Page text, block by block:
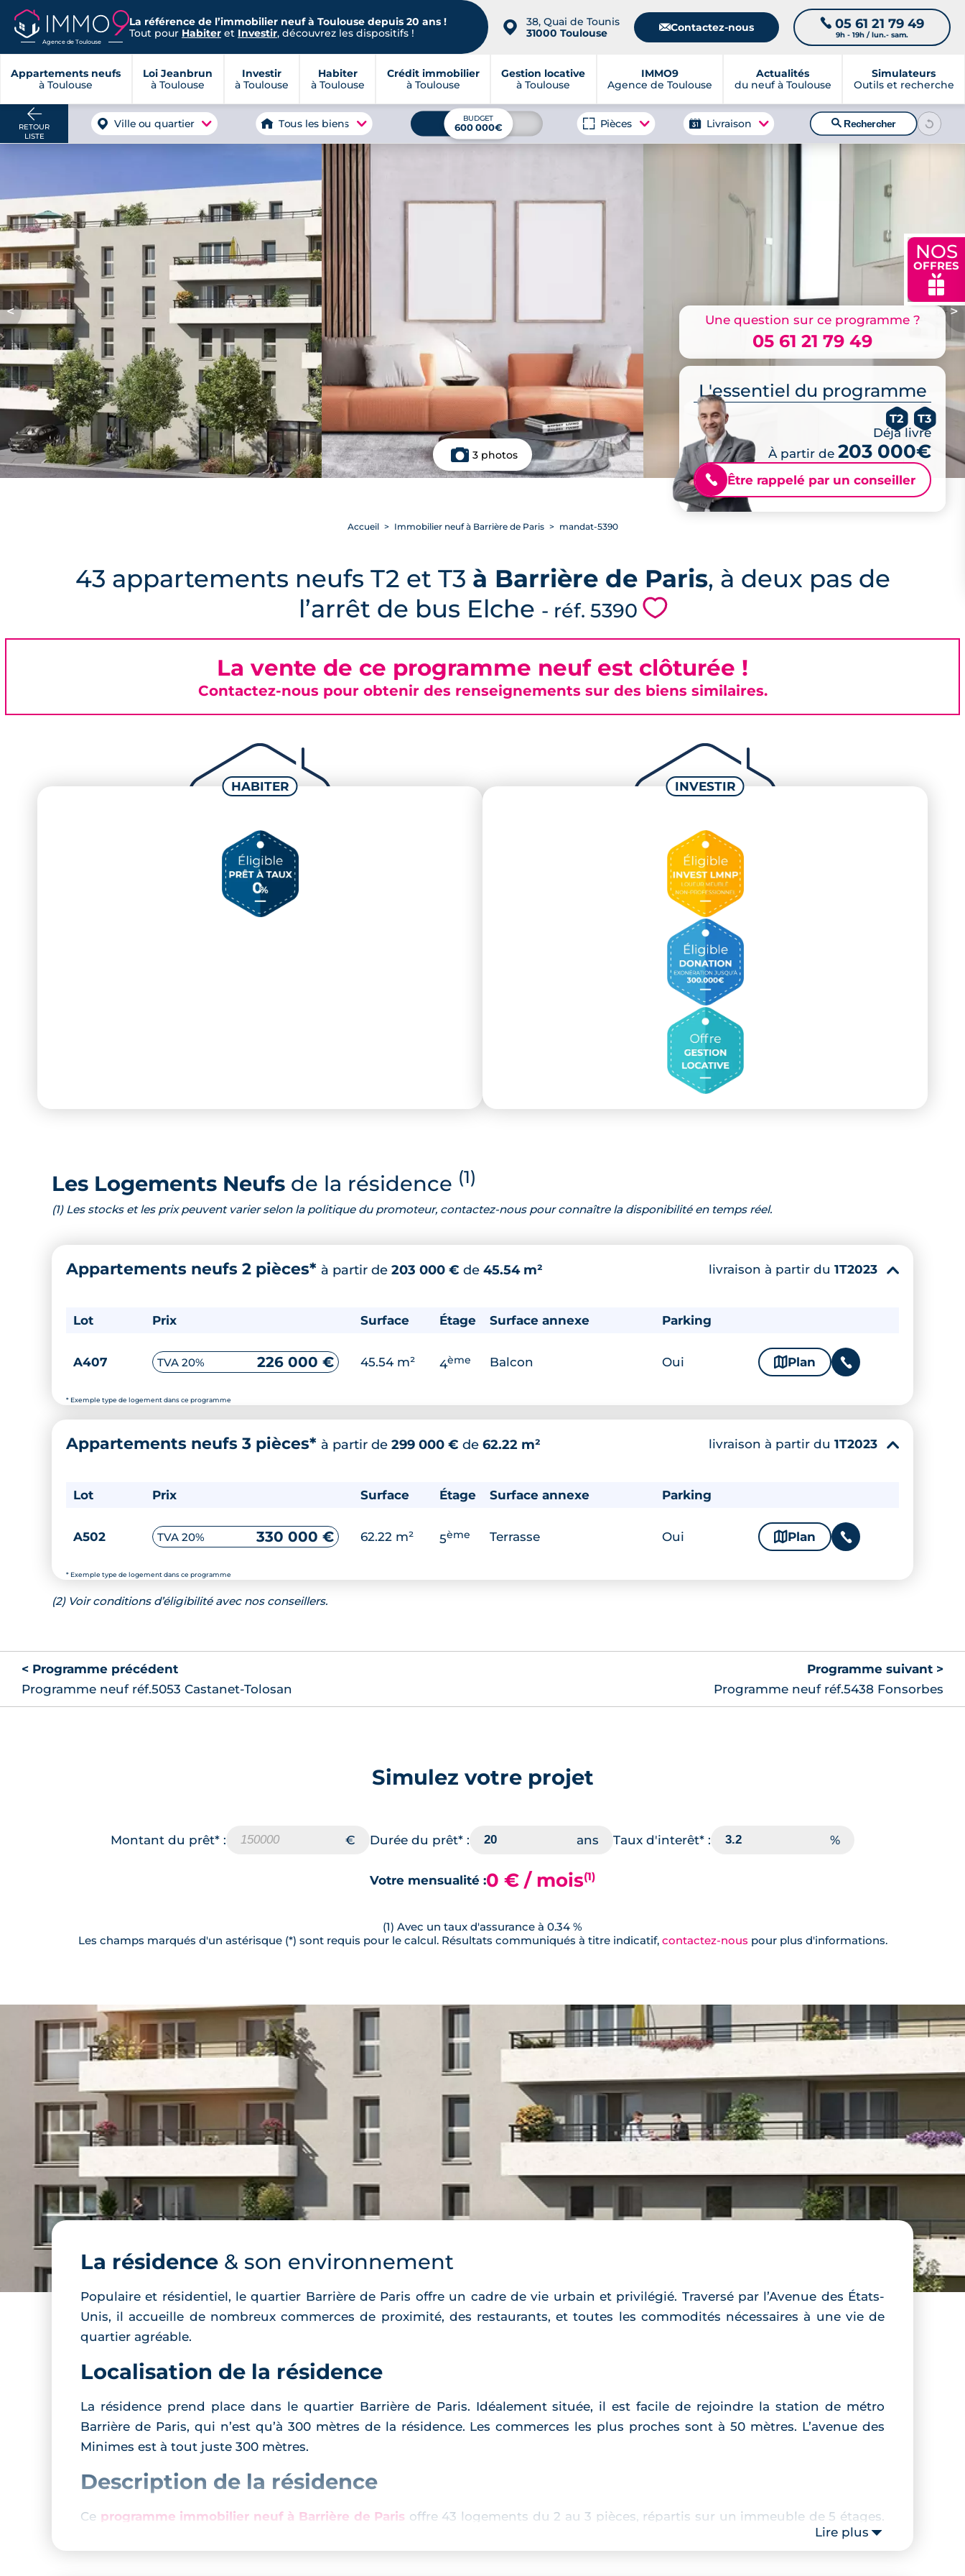
Agence de Toulouse
La référence de l’immobilier neuf à Toulouse depuis 20 ans !
Tout pour Habiter et Investir, découvrez les dispositifs ! 📍
38, Quai de Tounis
31000 Toulouse
📧Contactez-nous 📞 05 61 21 79 49
9h - 19h / lun.- sam.
Appartements neufs
à Toulouse
Loi Jeanbrun
à Toulouse
Investir
à Toulouse
Habiter
à Toulouse
Crédit immobilier
à Toulouse
Gestion locative
à Toulouse
IMMO9
Agence de Toulouse
Actualités
du neuf à Toulouse
Simulateurs
Outils et recherche
NOS
OFFRES
🎁
RETOUR
LISTE
Ville ou quartier Tous les biens BUDGET
600 000€ Pièces Livraison 🔍Rechercher
< >
3 photos
Une question sur ce programme ?
05 61 21 79 49
L'essentiel du programme
T2 T3
Déjà livré
À partir de 203 000€
📞 Être rappelé par un conseiller
Accueil Immobilier neuf à Barrière de Paris mandat-5390
43 appartements neufs T2 et T3 à Barrière de Paris, à deux pas de
l’arrêt de bus Elche - réf. 5390 💗
La vente de ce programme neuf est clôturée !
Contactez-nous pour obtenir des renseignements sur des biens similaires.
Les Logements Neufs de la résidence (1)
(1) Les stocks et les prix peuvent varier selon la politique du promoteur, contactez-nous pour connaître la disponibilité en temps réel.
Appartements neufs 2 pièces* à partir de 203 000 € de 45.54 m²
* Exemple type de logement dans ce programme
livraison à partir du 1T2023 ▾
Lot Prix Surface Étage Surface annexe Parking
A407 TVA 20% 226 000 € 45.54 m² 4ème Balcon Oui 🗞 Plan 📞
Appartements neufs 3 pièces* à partir de 299 000 € de 62.22 m²
* Exemple type de logement dans ce programme
livraison à partir du 1T2023 ▾
Lot Prix Surface Étage Surface annexe Parking
A502 TVA 20% 330 000 € 62.22 m² 5ème Terrasse Oui 🗞 Plan 📞
(2) Voir conditions d’éligibilité avec nos conseillers.
< Programme précédent
Programme neuf réf.5053 Castanet-Tolosan
Programme suivant >
Programme neuf réf.5438 Fonsorbes
Simulez votre projet
Montant du prêt* : Durée du prêt* : Taux d'interêt* :
Votre mensualité :0 € / mois(1)
(1) Avec un taux d'assurance à 0.34 %
Les champs marqués d'un astérisque (*) sont requis pour le calcul. Résultats communiqués à titre indicatif, contactez-nous pour plus d'informations.
La résidence & son environnement
Populaire et résidentiel, le quartier Barrière de Paris offre un cadre de vie urbain et privilégié. Traversé par l’Avenue des États-
Unis, il accueille de nombreux commerces de proximité, des restaurants, et toutes les commodités nécessaires à une vie de
quartier agréable.
Localisation de la résidence
La résidence prend place dans le quartier Barrière de Paris. Idéalement située, il est facile de rejoindre la station de métro
Barrière de Paris, qui n’est qu’à 300 mètres de la résidence. Les commerces les plus proches sont à 50 mètres. L’avenue des
Minimes est à tout juste 300 mètres.
Description de la résidence
Ce programme immobilier neuf à Barrière de Paris offre 43 logements du 2 au 3 pièces, répartis sur un immeuble de 5 étages.
Tous les appartements bénéficient d’espaces extérieurs. Les architectes ont privilégié le confort et la fonctionnalité des
Lire plus